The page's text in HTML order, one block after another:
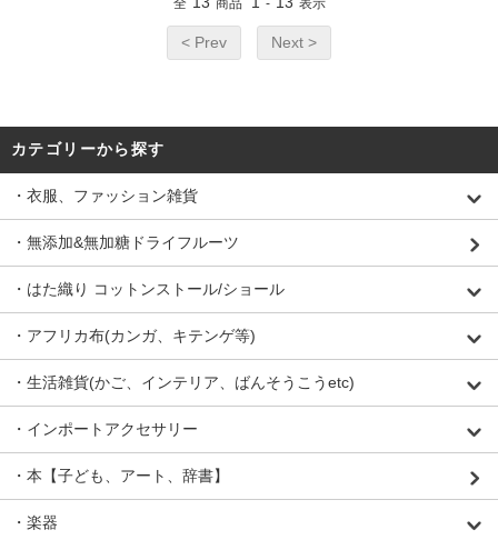
全 商品 - 表示
< Prev Next >
カテゴリーから探す
・衣服、ファッション雑貨
・無添加&無加糖ドライフルーツ
・はた織り コットンストール/ショール
・アフリカ布(カンガ、キテンゲ等)
・生活雑貨(かご、インテリア、ばんそうこうetc)
・インポートアクセサリー
・本【子ども、アート、辞書】
・楽器